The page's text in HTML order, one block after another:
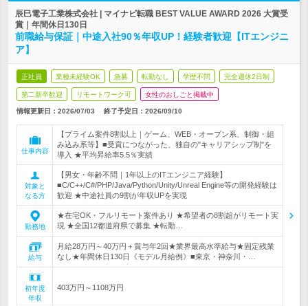
辰巳電子工業株式会社 | マイナビ転職 BEST VALUE AWARD 2026 大賞受
賞｜年間休日130日
前職給与保証｜中途入社90％年収UP！経験者歓迎【ITエンジニ
ア】
正社員 業種未経験OK 急募 転勤なし 学歴不問 完全週休2日制
第二新卒歓迎 リモートワーク可 女性のおしごと掲載中
情報更新日：2026/07/03 終了予定日： 2026/09/10
仕事内容
【プライム案件8割以上｜ゲーム、WEB・オープン系、制御・組
み込み系等】■受賞につながった、独自の"キャリアシップ制"を
導入 ★平均昇給率5.5％実績
対象と
なる方
【男女・年齢不問｜1年以上のITエンジニア経験】
■C/C++/C#/PHP/Java/Python/Unity/Unreal Engine等の開発経験は
歓迎 ★中途社員の9割が年収UPを実現
勤務地
★在宅OK・フルリモート案件あり ★希望者の8割超がリモート実
現 ★全国12都道府県で募集 ★転勤…
給与
月給28万円～40万円＋賞与年2回★業界最高水準給与★固定残業
なし★年間休日130日《モデル月給例》■東京・神奈川・…
初年度
年収
403万円～1108万円